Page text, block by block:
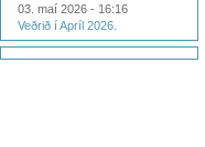
03. maí 2026 - 16:16
Veðrið í Apríl 2026.